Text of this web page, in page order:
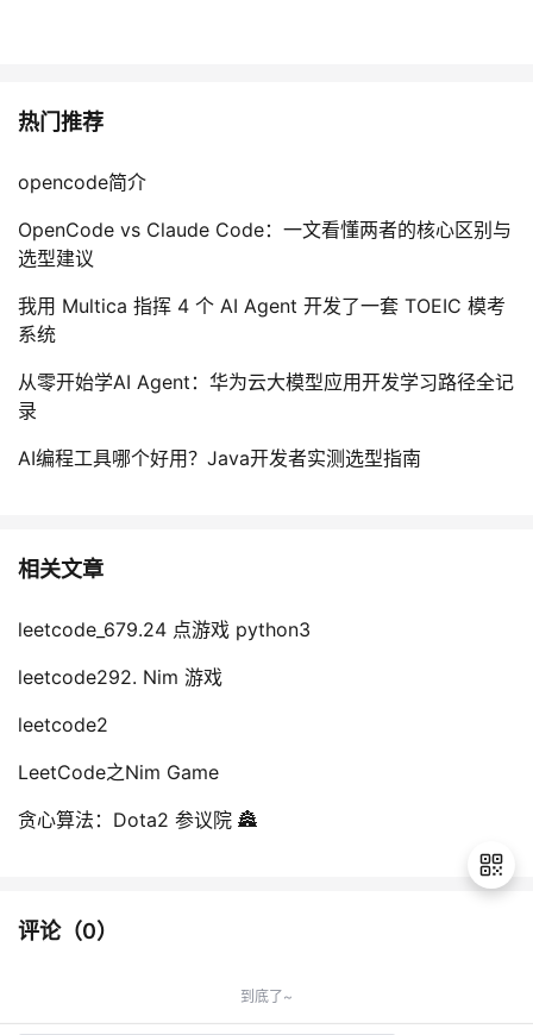
热门推荐
opencode简介
OpenCode vs Claude Code：一文看懂两者的核心区别与
选型建议
我用 Multica 指挥 4 个 AI Agent 开发了一套 TOEIC 模考
系统
从零开始学AI Agent：华为云大模型应用开发学习路径全记
录
AI编程工具哪个好用？Java开发者实测选型指南
相关文章
leetcode_679.24 点游戏 python3
leetcode292. Nim 游戏
leetcode2
LeetCode之Nim Game
贪心算法：Dota2 参议院 🏯
评论（0）
到底了~